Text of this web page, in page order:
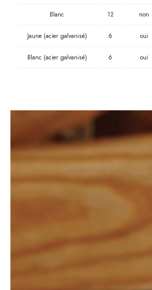
Blanc 12 non
Jaune (acier galvanisé) 6 oui
Blanc (acier galvanisé) 6 oui